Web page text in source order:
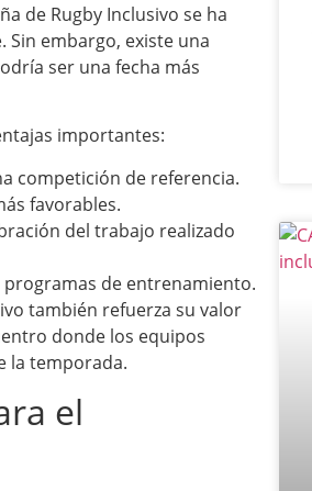
de Rugby Inclusivo se ha
embargo, existe una
ser una fecha más
importantes:
competición de referencia.
favorables.
del trabajo realizado
programas de entrenamiento.
también refuerza su valor
donde los equipos
la temporada.
el